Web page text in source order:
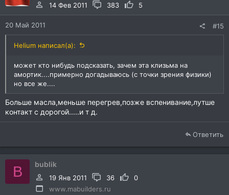
14 Фев 2011 383 5
20 Май 2011 #15
Helium написал(а):
может кто нибудь подсказать, зачем эта клизьма на
амортик....примерно догадываюсь (с точки зрения физики)
но все же....
Больше масла,меньше перегрев,позже вспенивание,лутше
контакт с дорогой.....и т д.
Ответить
B bublik
19 Янв 2011 36
0
www.mabuilders.ru